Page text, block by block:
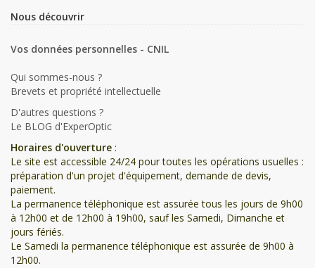
Nous découvrir
Vos données personnelles - CNIL
Qui sommes-nous ?
Brevets et propriété intellectuelle
D'autres questions ?
Le BLOG d'ExperOptic
Horaires d'ouverture :
Le site est accessible 24/24 pour toutes les opérations usuelles :
préparation d'un projet d'équipement, demande de devis,
paiement.
La permanence téléphonique est assurée tous les jours de 9h00
à 12h00 et de 12h00 à 19h00, sauf les Samedi, Dimanche et
jours fériés.
Le Samedi la permanence téléphonique est assurée de 9h00 à
12h00.